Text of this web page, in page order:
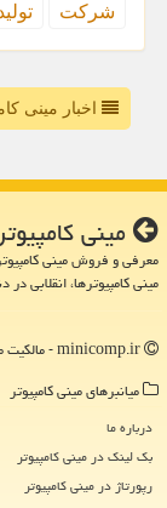
شركت
اخبار مینی
مینی
معرفی و فروش مینی
مینی کامپیوترها، انقلابی
میانبرهای مینی كامپیوتر
درباره ما
بک لینک در مینی كامپیوتر
رپورتاژ در مینی كامپیوتر